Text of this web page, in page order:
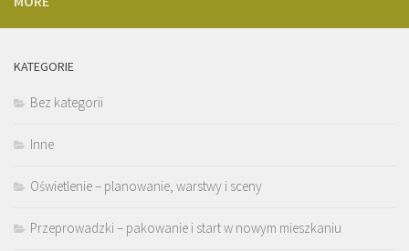
KATEGORIE
Bez kategorii
Inne
Oświetlenie – planowanie, warstwy i sceny
Przeprowadzki – pakowanie i start w nowym mieszkaniu